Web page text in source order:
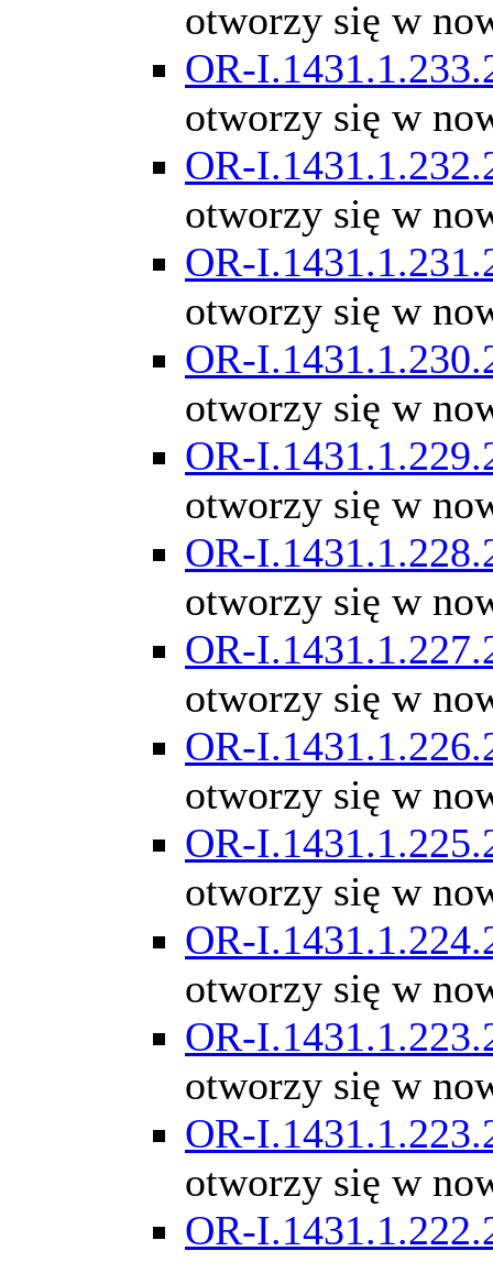
otworzy się w
OR-
otworzy się w
OR-
otworzy się w
OR-
otworzy się w
OR-
otworzy się w
OR-
otworzy się w
OR-
otworzy się w
OR-
otworzy się w
OR-
otworzy się w
OR-
otworzy się w
OR-
otworzy się w
OR-
otworzy się w
OR-
otworzy się w
OR-